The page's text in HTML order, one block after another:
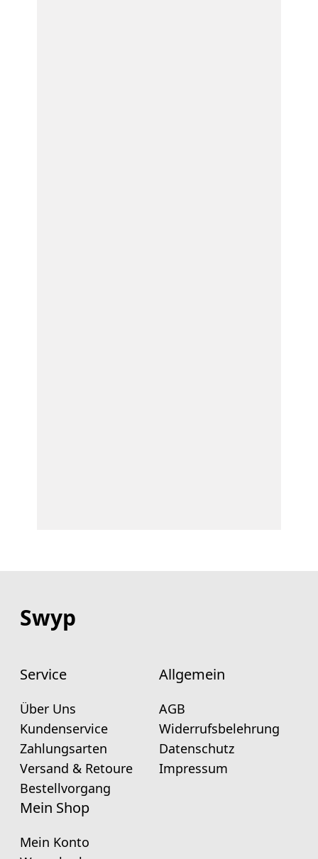
Swyp
Service
Über Uns
Kundenservice
Zahlungsarten
Versand & Retoure
Bestellvorgang
Allgemein
AGB
Widerrufsbelehrung
Datenschutz
Impressum
Mein Shop
Mein Konto